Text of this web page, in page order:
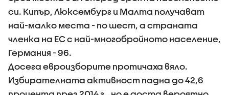
си. Кипър, Люксембург и Малта получават
най-малко места - по шест, а страната
членка на ЕС с най-многобройното население,
Германия - 96.
Досега евроизборите протичаха вяло.
Избирателната активност падна до 42,6